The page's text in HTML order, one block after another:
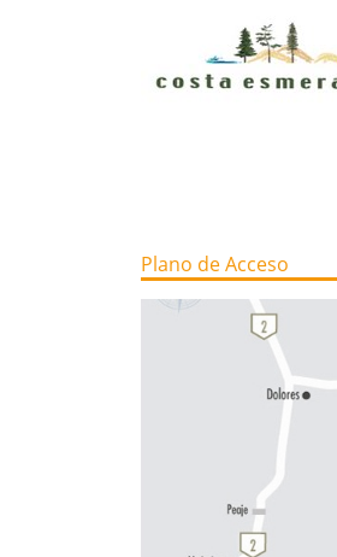
Plano de Acceso